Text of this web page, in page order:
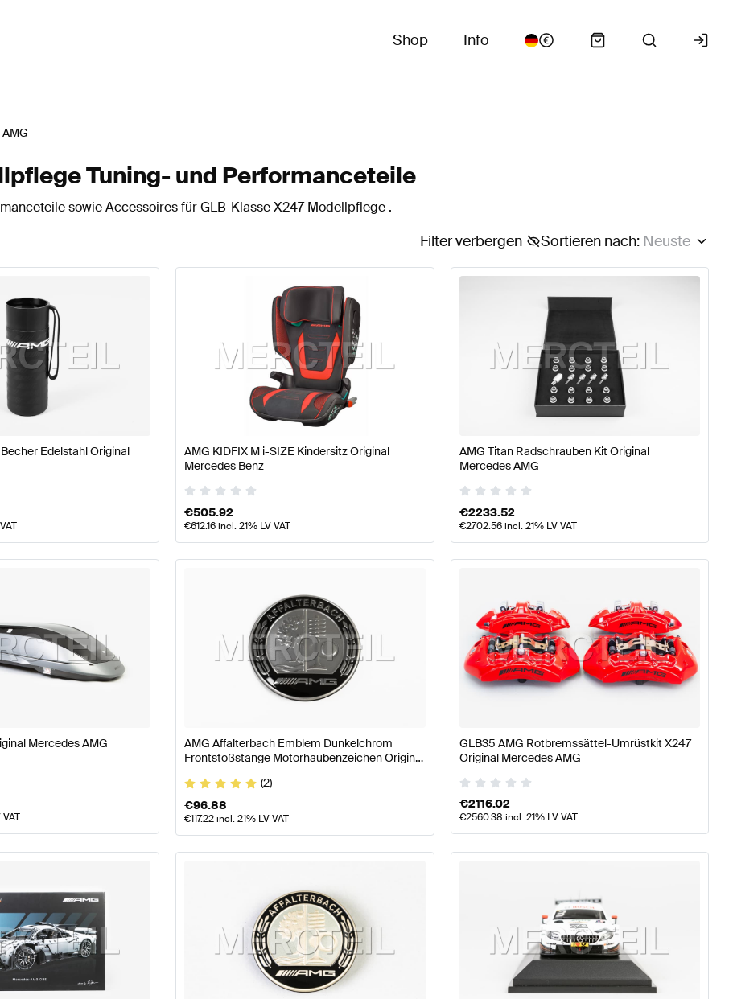
Shop Info
AMG
Tuning- und Performanceteile
sowie Accessoires für GLB-Klasse X247 Modellpflege .
Sortieren nach: Neuste
Filter verbergen
A-Klasse W177 Modellpflege Tuning- und Performanceteile AMG A-Klasse W177 Tuning- und Performanceteile
Edelstahl Original
AMG KIDFIX M i-SIZE Kindersitz Original
Mercedes Benz
€505.92
€612.16incl. 21% LV VAT
AMG Titan Radschrauben Kit Original
Mercedes AMG
€2233.52
€2702.56incl. 21% LV VAT
Mercedes AMG
AMG Affalterbach Emblem Dunkelchrom
Frontstoßstange Motorhaubenzeichen Original
(2)
€96.88
€117.22incl. 21% LV VAT
GLB35 AMG Rotbremssättel-Umrüstkit X247
Original Mercedes AMG
€2116.02
€2560.38 incl. 21% LV VAT